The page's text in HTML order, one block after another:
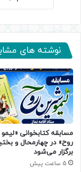
نوشته های
مسابقه کتابخوانی
روح» در چهارمحال و
برگزار می‌شود
5 ساعت پیش